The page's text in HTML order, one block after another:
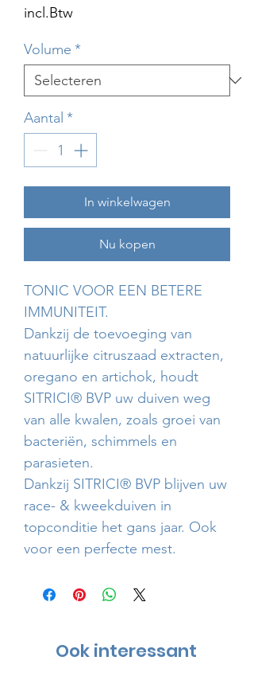
incl.Btw
Volume *
Aantal *
In winkelwagen
Nu kopen
TONIC VOOR EEN BETERE
IMMUNITEIT.
Dankzij de toevoeging van
natuurlijke citruszaad extracten,
oregano en artichok, houdt
SITRICI® BVP uw duiven weg
van alle kwalen, zoals groei van
bacteriën, schimmels en
parasieten.
Dankzij SITRICI® BVP blijven uw
race- & kweekduiven in
topconditie het gans jaar. Ook
voor een perfecte mest.
Ook interessant